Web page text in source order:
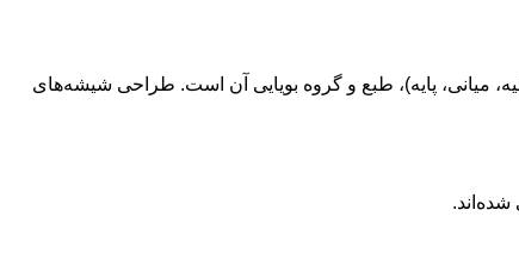
میانی، پایه)، طبع و گروه بویایی آن است. طراحی شیشه‌های